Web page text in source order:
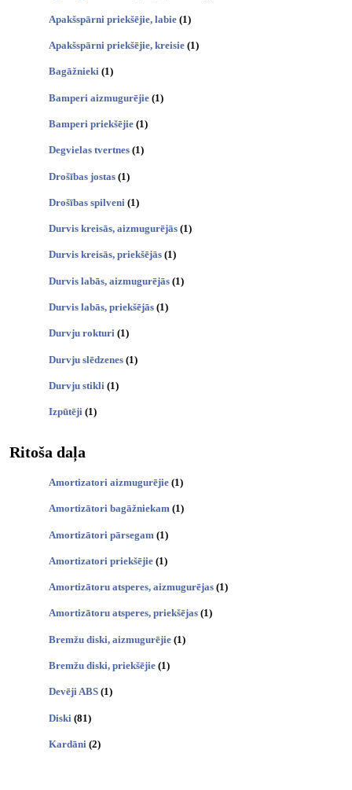
Apakšspārni priekšējie, labie (1)
Apakšspārni priekšējie, kreisie (1)
Bagāžnieki (1)
Bamperi aizmugurējie (1)
Bamperi priekšējie (1)
Degvielas tvertnes (1)
Drošības jostas (1)
Drošības spilveni (1)
Durvis kreisās, aizmugurējās (1)
Durvis kreisās, priekšējās (1)
Durvis labās, aizmugurējās (1)
Durvis labās, priekšējās (1)
Durvju rokturi (1)
Durvju slēdzenes (1)
Durvju stikli (1)
Izpūtēji (1)
Ritoša daļa
Amortizatori aizmugurējie (1)
Amortizātori bagāžniekam (1)
Amortizātori pārsegam (1)
Amortizatori priekšējie (1)
Amortizātoru atsperes, aizmugurējas (1)
Amortizātoru atsperes, priekšējas (1)
Bremžu diski, aizmugurējie (1)
Bremžu diski, priekšējie (1)
Devēji ABS (1)
Diski (81)
Kardāni (2)